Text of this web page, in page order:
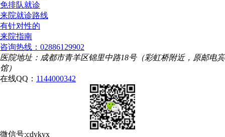
免排队就诊
来院就诊路线
有针对性的
来院指南
咨询热线：02886129902
医院地址：成都市青羊区锦里中路18号（彩虹桥附近，原邮电宾
馆）
在线QQ： 1144000342
微信号:cdykyx